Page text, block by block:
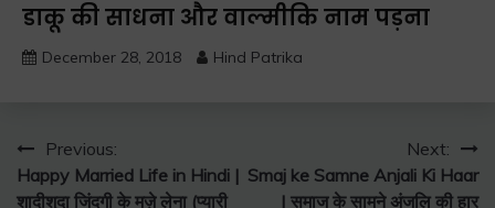
डाकू की साधना और वाल्मीकि नाम पड़ना
December 28, 2018 Hind Patrika
Post
navigation
Previous:
Happy Married Life in Hindi |
शादीशुदा जिंदगी के मज़े लेना (प्यारी
Next:
Smaj ke Samne Anjali Ki Haar
| समाज के सामने अंजलि की हार